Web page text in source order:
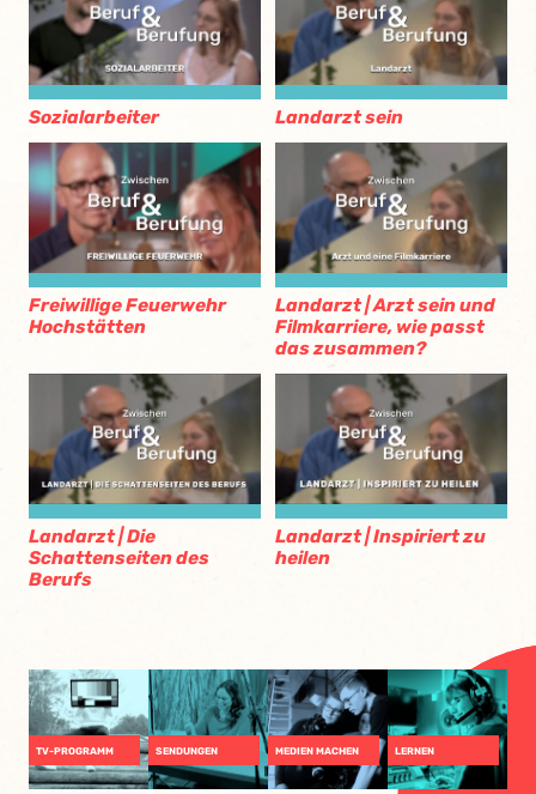
Sozialarbeiter Landarzt sein
Freiwillige Feuerwehr
Hochstätten
Landarzt | Arzt sein und
Filmkarriere, wie passt
das zusammen?
Landarzt | Die
Schattenseiten des
Berufs
Landarzt | Inspiriert zu
heilen
TV-PROGRAMM SENDUNGEN MEDIEN MACHEN LERNEN